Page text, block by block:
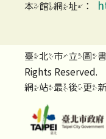
本館網址：
臺北市立圖
Rights Reserved.
網站最後更